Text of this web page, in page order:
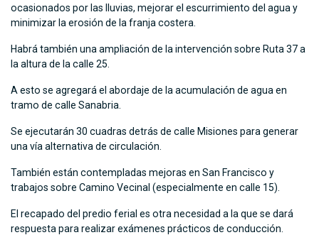
ocasionados por las lluvias, mejorar el escurrimiento del agua y
minimizar la erosión de la franja costera.
Habrá también una ampliación de la intervención sobre Ruta 37 a
la altura de la calle 25.
A esto se agregará el abordaje de la acumulación de agua en
tramo de calle Sanabria.
Se ejecutarán 30 cuadras detrás de calle Misiones para generar
una vía alternativa de circulación.
También están contempladas mejoras en San Francisco y
trabajos sobre Camino Vecinal (especialmente en calle 15).
El recapado del predio ferial es otra necesidad a la que se dará
respuesta para realizar exámenes prácticos de conducción.